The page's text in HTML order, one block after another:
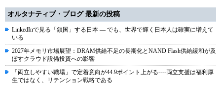
オルタナティブ・ブログ 最新の投稿
LinkedInで見る「鎖国」する日本 ― でも、世界で輝く日本人は確実に増えて
いる
2027年メモリ市場展望：DRAM供給不足の長期化とNAND Flash供給緩和が及
ぼすクラウド設備投資への影響
「両立しやすい職場」で定着意向が44.9ポイント上がる----両立支援は福利厚
生ではなく、リテンション戦略である